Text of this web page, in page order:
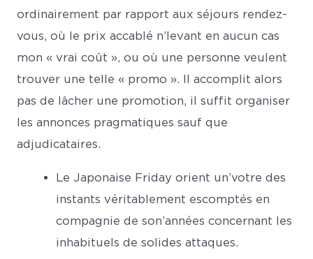
ordinairement par rapport aux séjours rendez-
vous, où le prix accablé n’levant en aucun cas
mon « vrai coût », ou où une personne veulent
trouver une telle « promo ». Il accomplit alors
pas de lâcher une promotion, il suffit organiser
les annonces pragmatiques sauf que
adjudicataires.
Le Japonaise Friday orient un’votre des
instants véritablement escomptés en
compagnie de son’années concernant les
inhabituels de solides attaques.